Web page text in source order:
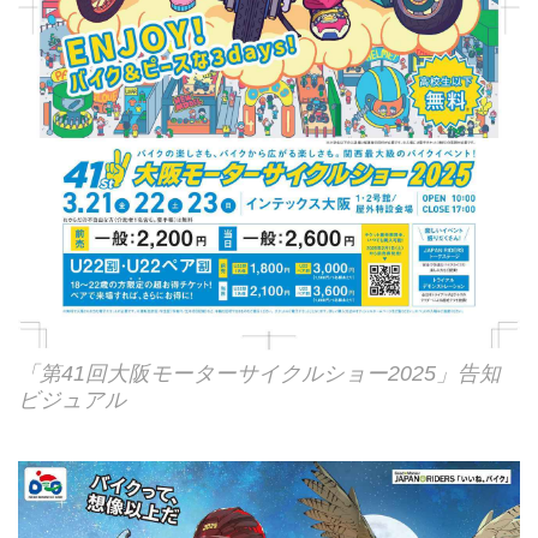
「第41回大阪モーターサイクルショー2025」告知
ビジュアル